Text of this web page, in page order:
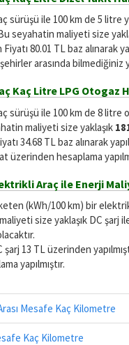
sürüşü ile 100 km de 5 litre
seyahatin maliyeti size
80.01 TL baz alınarak
arasında bilmediğiniz
Kaç Litre LPG Otogaz
sürüşü ile 100 km de 8
maliyeti size yaklaşık
34.68 TL baz alınarak
hesaplama
Araç ile Enerji
(kWh/100 km) bir
size yaklaşık DC şarj
13 TL üzerinden
yapılmıştır.
Mesafe Kaç Kilometre
Kaç Kilometre